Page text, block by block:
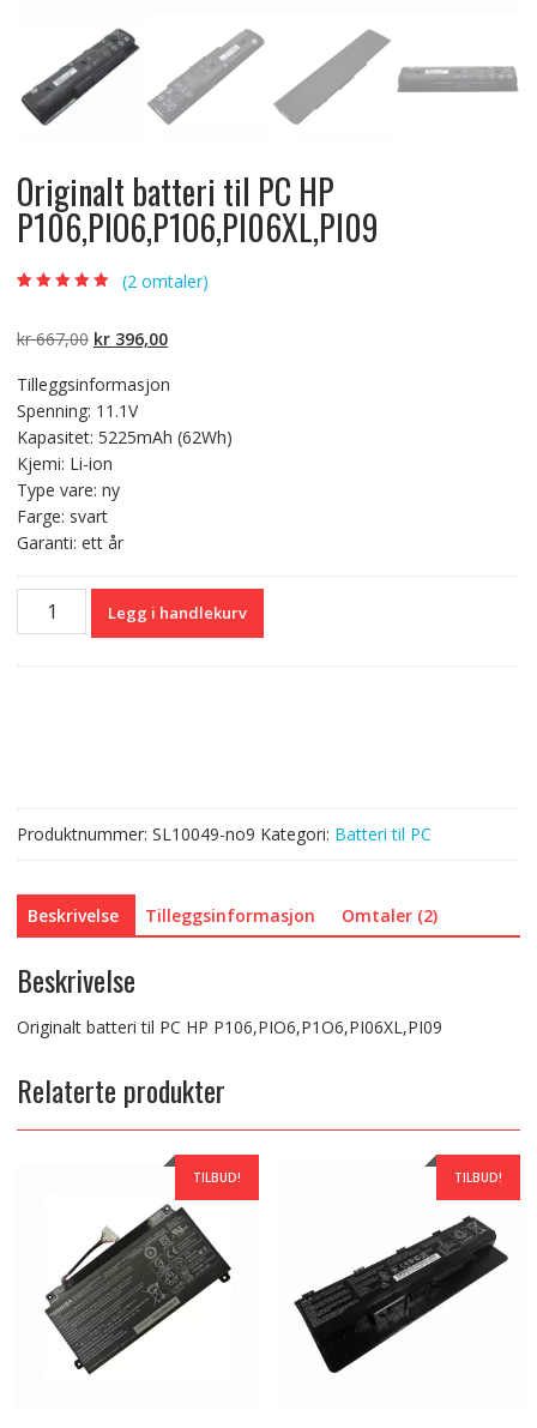
Originalt batteri til PC HP
P106,PIO6,P1O6,PI06XL,PI09
kundevurderinger
(2omtaler)
kr667,00 Opprinnelig
var:
kr 667,00.
kr396,00Nåværende
er:
Tilleggsinformasjon
Spenning: 11.1V
Kapasitet: 5225mAh (62Wh)
Kjemi: Li-ion
Type vare: ny
Farge: svart
Garanti: ett år
Originalt
batteri
Legg i handlekurv
Produktnummer: SL10049-no9 Kategori: Batteri til PC
Beskrivelse Tilleggsinformasjon Omtaler (2)
Beskrivelse
Originalt batteri til PC HP P106,PIO6,P1O6,PI06XL,PI09
Relaterte produkter
TILBUD! TILBUD!